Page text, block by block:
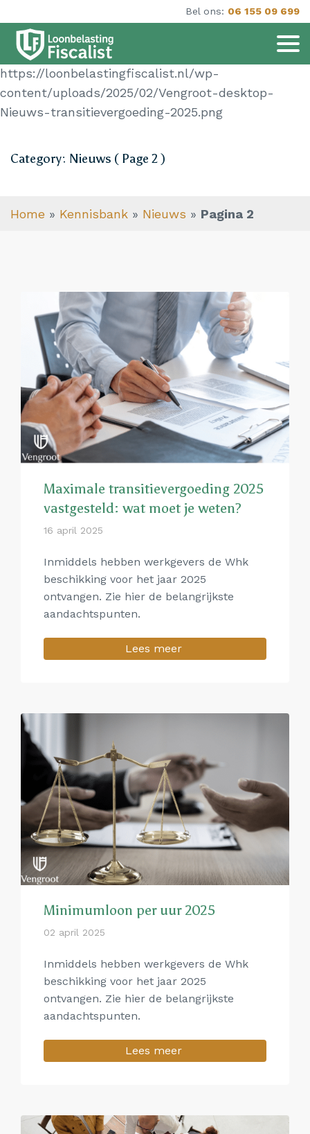
Bel ons: 06 155 09 699
https://loonbelastingfiscalist.nl/wp-
content/uploads/2025/02/Vengroot-desktop-
Nieuws-transitievergoeding-2025.png
Category: Nieuws ( Page 2 )
Home » Kennisbank » Nieuws » Pagina 2
Maximale transitievergoeding 2025
vastgesteld: wat moet je weten?
16 april 2025
Inmiddels hebben werkgevers de Whk
beschikking voor het jaar 2025
ontvangen. Zie hier de belangrijkste
aandachtspunten.
Lees meer
Minimumloon per uur 2025
02 april 2025
Inmiddels hebben werkgevers de Whk
beschikking voor het jaar 2025
ontvangen. Zie hier de belangrijkste
aandachtspunten.
Lees meer